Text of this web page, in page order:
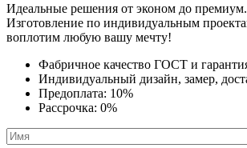
Идеальные решения от эконом до премиум.
Изготовление по индивидуальным
воплотим любую вашу мечту!
Фабричное качество ГОСТ и
Индивидуальный дизайн, замер,
Предоплата: 10%
Рассрочка: 0%